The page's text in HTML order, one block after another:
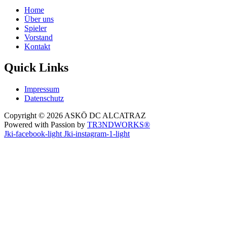
Home
Über uns
Spieler
Vorstand
Kontakt
Quick Links
Impressum
Datenschutz
Copyright © 2026 ASKÖ DC ALCATRAZ
Powered with Passion by TR3NDWORKS®
Jki-facebook-light Jki-instagram-1-light